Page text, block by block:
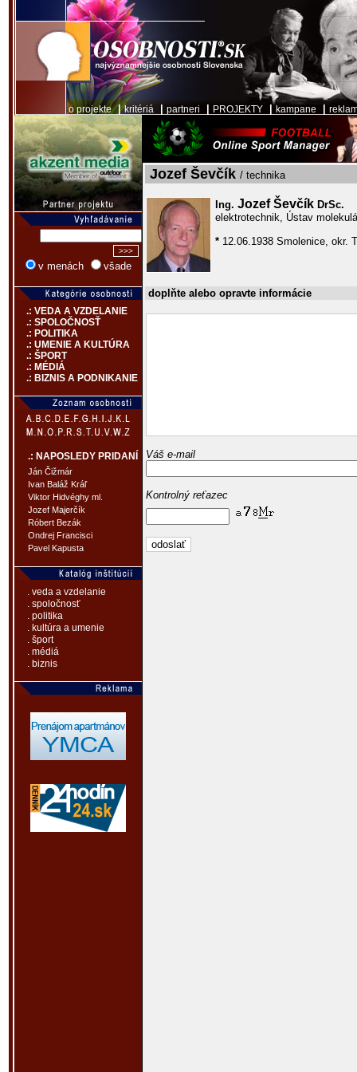
o projekte|kritériá partneri PROJEKTY kampane
v menách všade
.: VEDA A VZDELANIE
.: SPOLOČNOSŤ
.: POLITIKA
.: UMENIE A KULTÚRA
.: ŠPORT
.: MÉDIÁ
.: BIZNIS A PODNIKANIE
.: NAPOSLEDY PRIDANÍ
Ján Čižmár
Ivan Baláž Kráľ
Viktor Hidvéghy ml.
Jozef Majerčík
Róbert Bezák
Ondrej Francisci
Pavel Kapusta
. veda a vzdelanie
. spoločnosť
. politika
. kultúra a umenie
. šport
. médiá
. biznis
Jozef Ševčík / technika
Ing. Jozef Ševčík DrSc.
elektrotechnik, Ústav
* 12.06.1938 Smolenice, okr.
doplňte alebo opravte informácie
Váš e-mail
Kontrolný reťazec